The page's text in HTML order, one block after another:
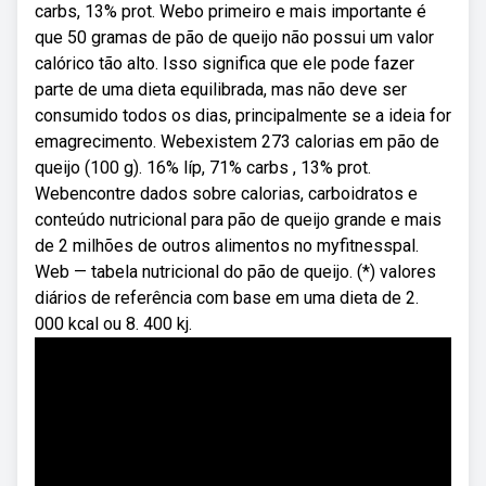
carbs, 13% prot. Webo primeiro e mais importante é
que 50 gramas de pão de queijo não possui um valor
calórico tão alto. Isso significa que ele pode fazer
parte de uma dieta equilibrada, mas não deve ser
consumido todos os dias, principalmente se a ideia for
emagrecimento. Webexistem 273 calorias em pão de
queijo (100 g). 16% líp, 71% carbs , 13% prot.
Webencontre dados sobre calorias, carboidratos e
conteúdo nutricional para pão de queijo grande e mais
de 2 milhões de outros alimentos no myfitnesspal.
Web — tabela nutricional do pão de queijo. (*) valores
diários de referência com base em uma dieta de 2.
000 kcal ou 8. 400 kj.